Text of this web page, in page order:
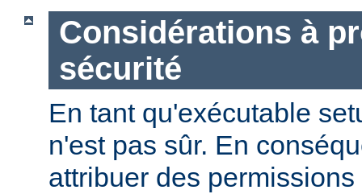
Considérations à
sécurité
En tant qu'exécutable
n'est pas sûr. En
attribuer des